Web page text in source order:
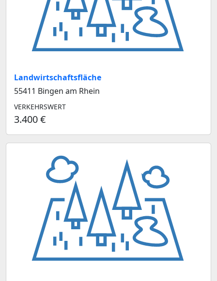
Landwirtschaftsfläche
55411 Bingen am Rhein
VERKEHRSWERT
3.400 €